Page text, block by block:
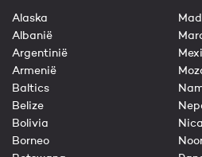
Alaska
Albanië
Argentinië
Armenië
Baltics
Belize
Bolivia
Borneo